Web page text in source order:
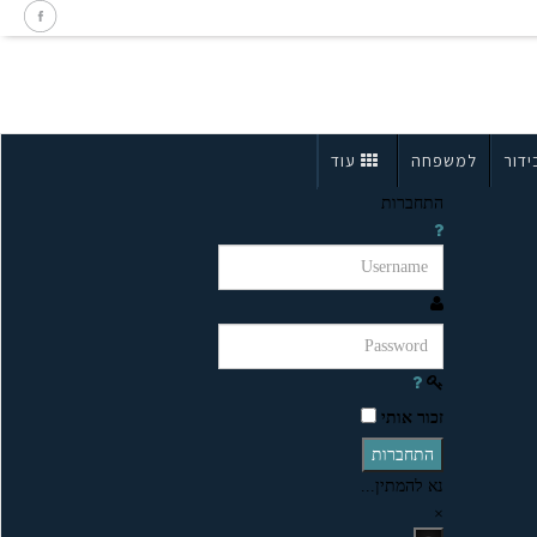
למשפחה עוד
התחברות
זכור אותי
התחברות
נא להמתין...
×